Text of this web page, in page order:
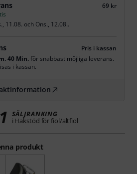
produkt
69 kr
11.08. och Ons., 12.08..
Pris i kassan
40 Min.för snabbast möjliga leverans.
i kassan.
SÄLJRANKING
i Hakstöd för fiol/altfiol